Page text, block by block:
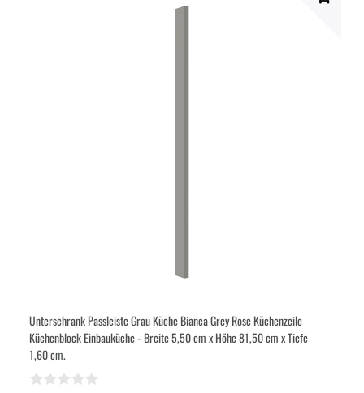
Unterschrank Passleiste Grau Küche Bianca Grey Rose Küchenzeile
Küchenblock Einbauküche - Breite 5,50 cm x Höhe 81,50 cm x Tiefe
1,60 cm.